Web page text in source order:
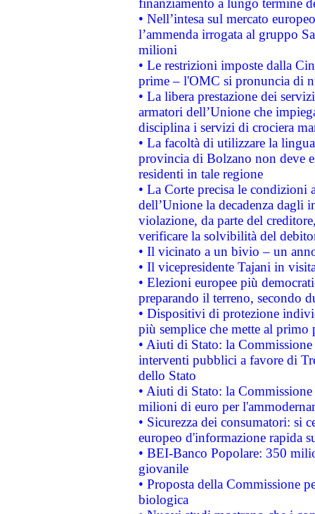
finanziamento a lungo termine
• Nell’intesa sul mercato
l’ammenda irrogata al gruppo
milioni
• Le restrizioni imposte dalla
prime – l'OMC si pronuncia di
• La libera prestazione dei
armatori dell’Unione che
disciplina i servizi di crociera
• La facoltà di utilizzare la
provincia di Bolzano non deve
residenti in tale regione
• La Corte precisa le
dell’Unione la decadenza dagli
violazione, da parte del
verificare la solvibilità del
• Il vicinato a un bivio – un
• Il vicepresidente Tajani in
• Elezioni europee più
preparando il terreno, secondo
• Dispositivi di protezione
più semplice che mette al primo
• Aiuti di Stato: la
interventi pubblici a favore di
dello Stato
• Aiuti di Stato: la
milioni di euro per
• Sicurezza dei consumatori: si
europeo d'informazione rapida
• BEI-Banco Popolare: 350
giovanile
• Proposta della Commissione
biologica